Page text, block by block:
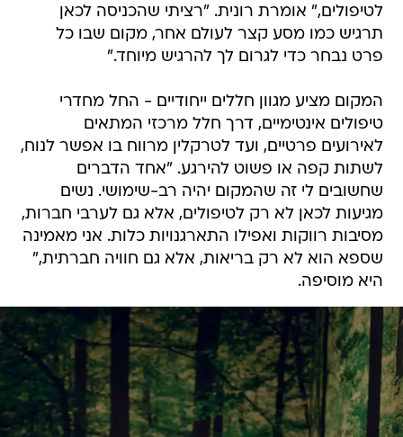
לטיפולים," אומרת רונית. "רציתי שהכניסה לכאן
תרגיש כמו מסע קצר לעולם אחר, מקום שבו כל
פרט נבחר כדי לגרום לך להרגיש מיוחד."
המקום מציע מגוון חללים ייחודיים - החל מחדרי
טיפולים אינטימיים, דרך חלל מרכזי המתאים
לאירועים פרטיים, ועד לטרקלין מרווח בו אפשר לנוח,
לשתות קפה או פשוט להירגע. "אחד הדברים
שחשובים לי זה שהמקום יהיה רב-שימושי. נשים
מגיעות לכאן לא רק לטיפולים, אלא גם לערבי חברות,
מסיבות רווקות ואפילו התארגנויות כלות. אני מאמינה
שספא הוא לא רק בריאות, אלא גם חוויה חברתית,"
היא מוסיפה.